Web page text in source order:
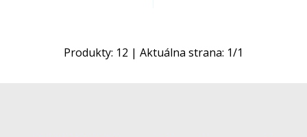
Produkty: 12 | Aktuálna strana: 1/1